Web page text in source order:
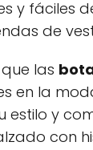
y fáciles
de
las
en la
estilo y
con